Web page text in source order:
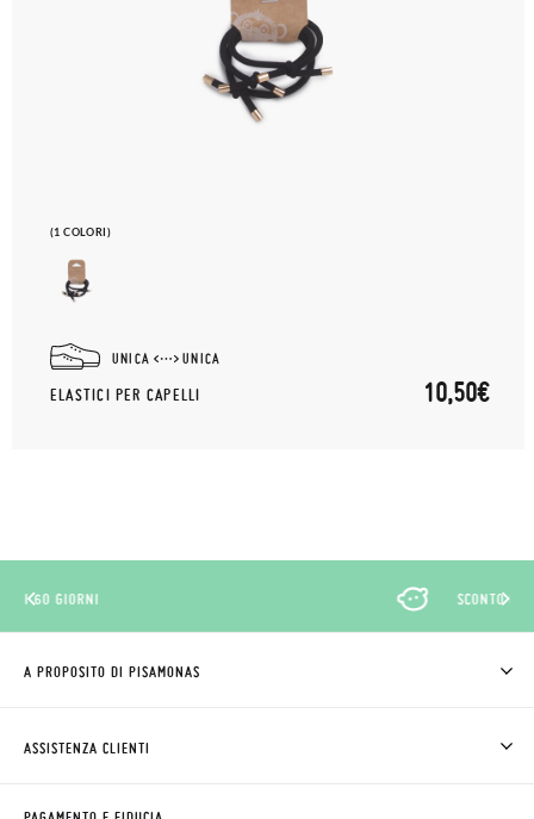
(1 COLORI)
UNICA UNICA
ELASTICI PER CAPELLI 10,50€
A PROPOSITO DI PISAMONAS
CLUB PISAMONAS
ASSISTENZA CLIENTI
RICHIEDERE RESO